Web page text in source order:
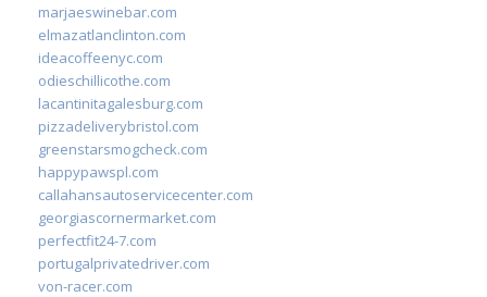
marjaeswinebar.com
elmazatlanclinton.com
ideacoffeenyc.com
odieschillicothe.com
lacantinitagalesburg.com
pizzadeliverybristol.com
greenstarsmogcheck.com
happypawspl.com
callahansautoservicecenter.com
georgiascornermarket.com
perfectfit24-7.com
portugalprivatedriver.com
von-racer.com